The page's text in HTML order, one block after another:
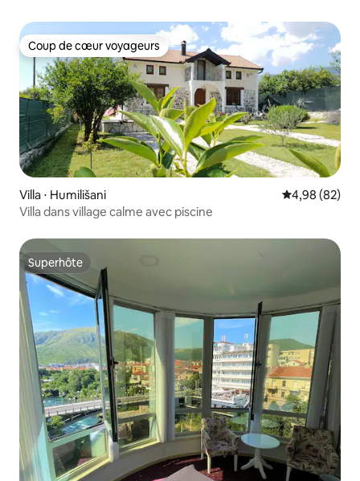
Coup de cœur voyageurs
Coup de cœur voyageurs
Villa ⋅ Humilišani Évaluation
4,98 (82)
Villa dans village calme avec piscine
Superhôte
Superhôte